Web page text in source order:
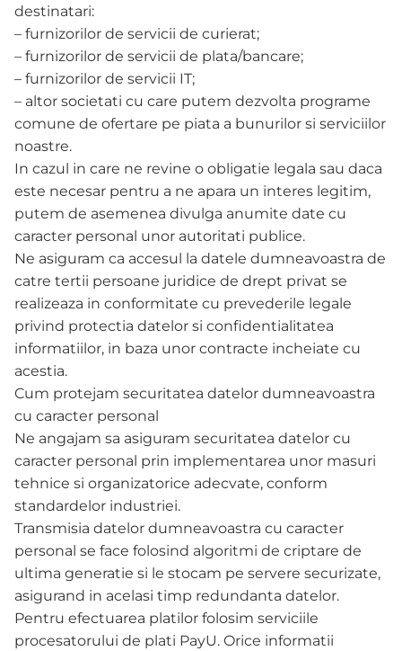
destinatari:
– furnizorilor de servicii de curierat;
– furnizorilor de servicii de plata/bancare;
– furnizorilor de servicii IT;
– altor societati cu care putem dezvolta programe
comune de ofertare pe piata a bunurilor si serviciilor
noastre.
In cazul in care ne revine o obligatie legala sau daca
este necesar pentru a ne apara un interes legitim,
putem de asemenea divulga anumite date cu
caracter personal unor autoritati publice.
Ne asiguram ca accesul la datele dumneavoastra de
catre tertii persoane juridice de drept privat se
realizeaza in conformitate cu prevederile legale
privind protectia datelor si confidentialitatea
informatiilor, in baza unor contracte incheiate cu
acestia.
Cum protejam securitatea datelor dumneavoastra
cu caracter personal
Ne angajam sa asiguram securitatea datelor cu
caracter personal prin implementarea unor masuri
tehnice si organizatorice adecvate, conform
standardelor industriei.
Transmisia datelor dumneavoastra cu caracter
personal se face folosind algoritmi de criptare de
ultima generatie si le stocam pe servere securizate,
asigurand in acelasi timp redundanta datelor.
Pentru efectuarea platilor folosim serviciile
procesatorului de plati PayU. Orice informatii